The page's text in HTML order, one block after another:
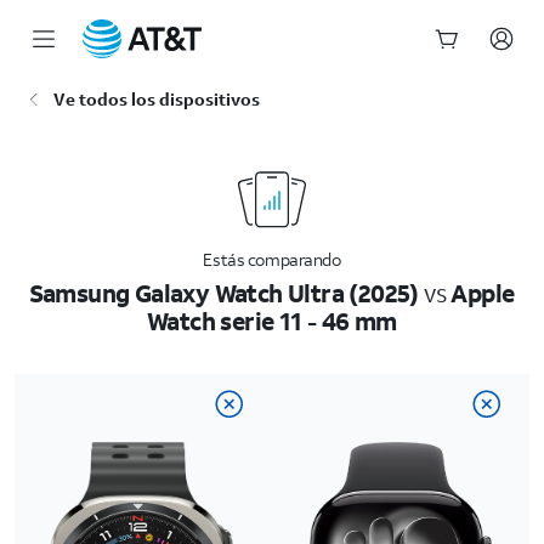
Ve todos los dispositivos
Estás comparando
Samsung Galaxy Watch Ultra (2025)vsApple
Watch serie 11 - 46 mm